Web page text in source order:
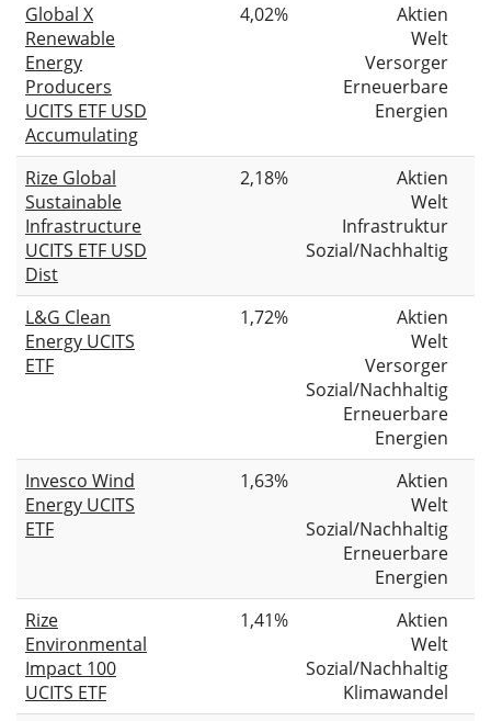
Global X
Renewable
Energy
Producers
UCITS ETF USD
Accumulating
4,02%
Aktien
Welt
Versorger
Erneuerbare
Energien
Rize Global
Sustainable
Infrastructure
UCITS ETF USD
Dist
2,18%
Aktien
Welt
Infrastruktur
Sozial/Nachhaltig
L&G Clean
Energy UCITS
ETF
1,72%
Aktien
Welt
Versorger
Sozial/Nachhaltig
Erneuerbare
Energien
Invesco Wind
Energy UCITS
ETF
1,63%
Aktien
Welt
Sozial/Nachhaltig
Erneuerbare
Energien
Rize
Environmental
Impact 100
UCITS ETF
1,41%
Aktien
Welt
Sozial/Nachhaltig
Klimawandel